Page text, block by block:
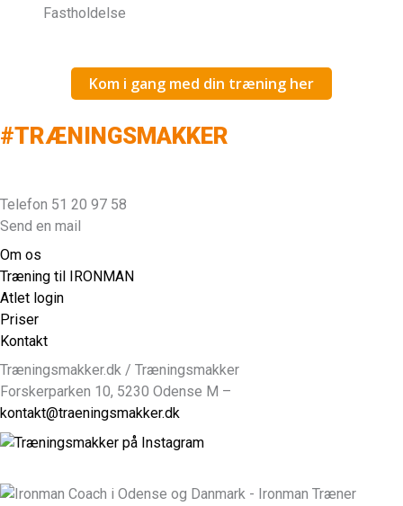
Fastholdelse
Kom i gang med din træning her
#TRÆNINGSMAKKER
Telefon 51 20 97 58
Send en mail
Om os
Træning til IRONMAN
Atlet login
Priser
Kontakt
Træningsmakker.dk / Træningsmakker
Forskerparken 10, 5230 Odense M –
kontakt@traeningsmakker.dk